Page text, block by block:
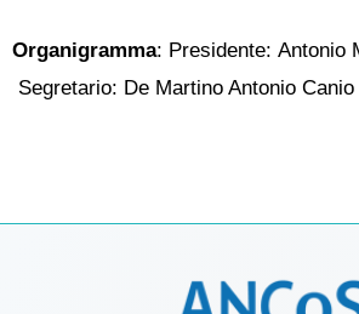
Organigramma: Presidente: Antonio
Segretario: De Martino Antonio Canio